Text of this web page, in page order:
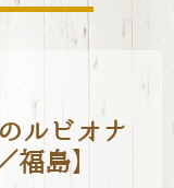
ルビオナ
福島】